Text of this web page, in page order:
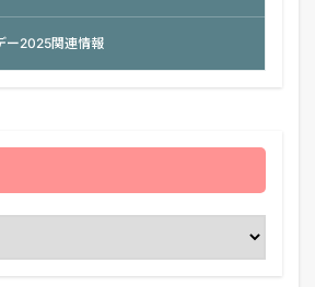
ー2025関連情報